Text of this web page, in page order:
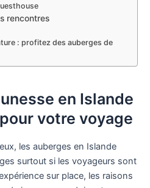
rencontres
: profitez des auberges de
en Islande
votre voyage
les auberges en Islande
surtout si les voyageurs sont
sur place, les raisons